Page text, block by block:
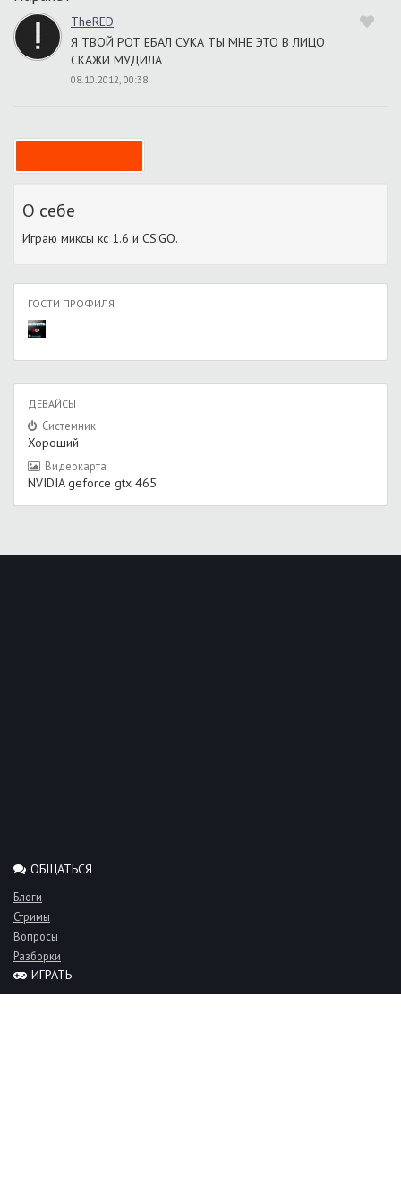
TheRED
Я ТВОЙ РОТ ЕБАЛ СУКА ТЫ МНЕ ЭТО В ЛИЦО
СКАЖИ МУДИЛА
08.10.2012, 00:38
О себе
Играю миксы кс 1.6 и CS:GO.
ГОСТИ ПРОФИЛЯ
ДЕВАЙСЫ
Системник
Хороший
Видеокарта
NVIDIA geforce gtx 465
ОБЩАТЬСЯ
Блоги
Стримы
Вопросы
Разборки
ИГРАТЬ